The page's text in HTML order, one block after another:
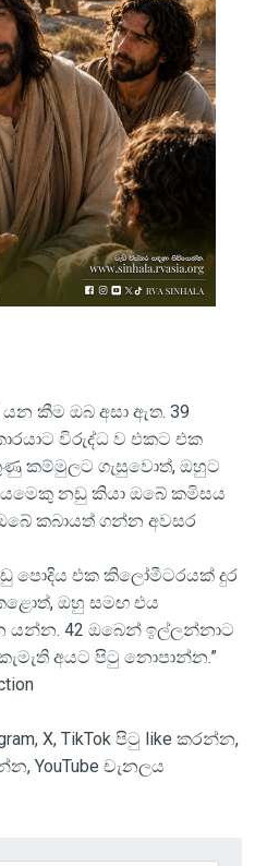
යන කීම ඔබ අසා ඇත. 39
විරුද්ධ ව එකට එක
කම්මුලට ගැසුවොත්, ඔහුට
නඩු කියා ඔබේ කමිසය
කබායත් ගන්න අවසර
පොදිය එක කිලෝමීටරයක් දුර
ඔහු සමඟ එය
යන්න. 42 ඔබෙන් ඉල්ලන්නාට
අයට පිටු නොපාන්න.”
X, TikTok පිටු like කරන්න,
YouTube චැනලය